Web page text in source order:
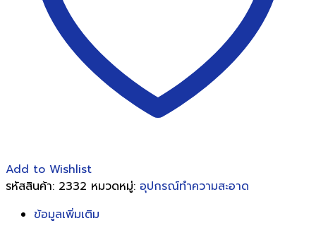
Add to Wishlist
รหัสสินค้า: 2332 หมวดหมู่: อุปกรณ์ทำความสะอาด
ข้อมูลเพิ่มเติม